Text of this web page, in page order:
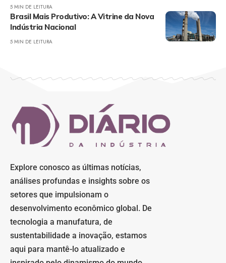
5 MIN DE LEITURA
Brasil Mais Produtivo: A Vitrine da Nova
Indústria Nacional
5 MIN DE LEITURA
Explore conosco as últimas notícias,
análises profundas e insights sobre os
setores que impulsionam o
desenvolvimento econômico global. De
tecnologia a manufatura, de
sustentabilidade a inovação, estamos
aqui para mantê-lo atualizado e